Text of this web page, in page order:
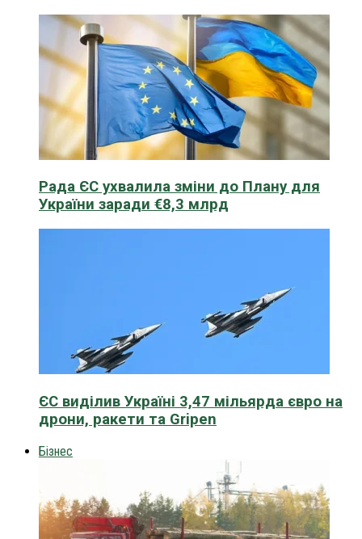
Рада ЄС ухвалила зміни до Плану для
України заради €8,3 млрд
ЄС виділив Україні 3,47 мільярда євро на
дрони, ракети та Gripen
Бізнес